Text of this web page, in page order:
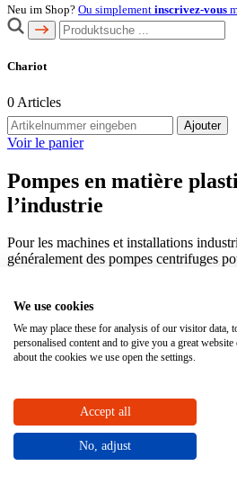
Neu im Shop? Ou simplement inscrivez-vous
Chariot
0 Articles
Ajouter
Voir le panier
Pompes en matière
l’industrie
Pour les machines et installations
généralement des pompes centrifuges
plan. Plus les milieux à traiter sont
choisir le bon matériau pour la
domaine, le plastique s'est avéré
particulier pour les substances
Accueil
Pompes
We use cookies
We may place these for analysis of our visitor data,
personalised content and to give you a great
about the cookies we use open the settings.
Accept all
No, adjust